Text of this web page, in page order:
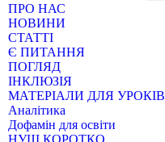
ПРО НАС
НОВИНИ
СТАТТІ
Є ПИТАННЯ
ПОГЛЯД
ІНКЛЮЗІЯ
МАТЕРІАЛИ ДЛЯ УРОКІВ
Аналітика
Дофамін для освіти
НУШ КОРОТКО